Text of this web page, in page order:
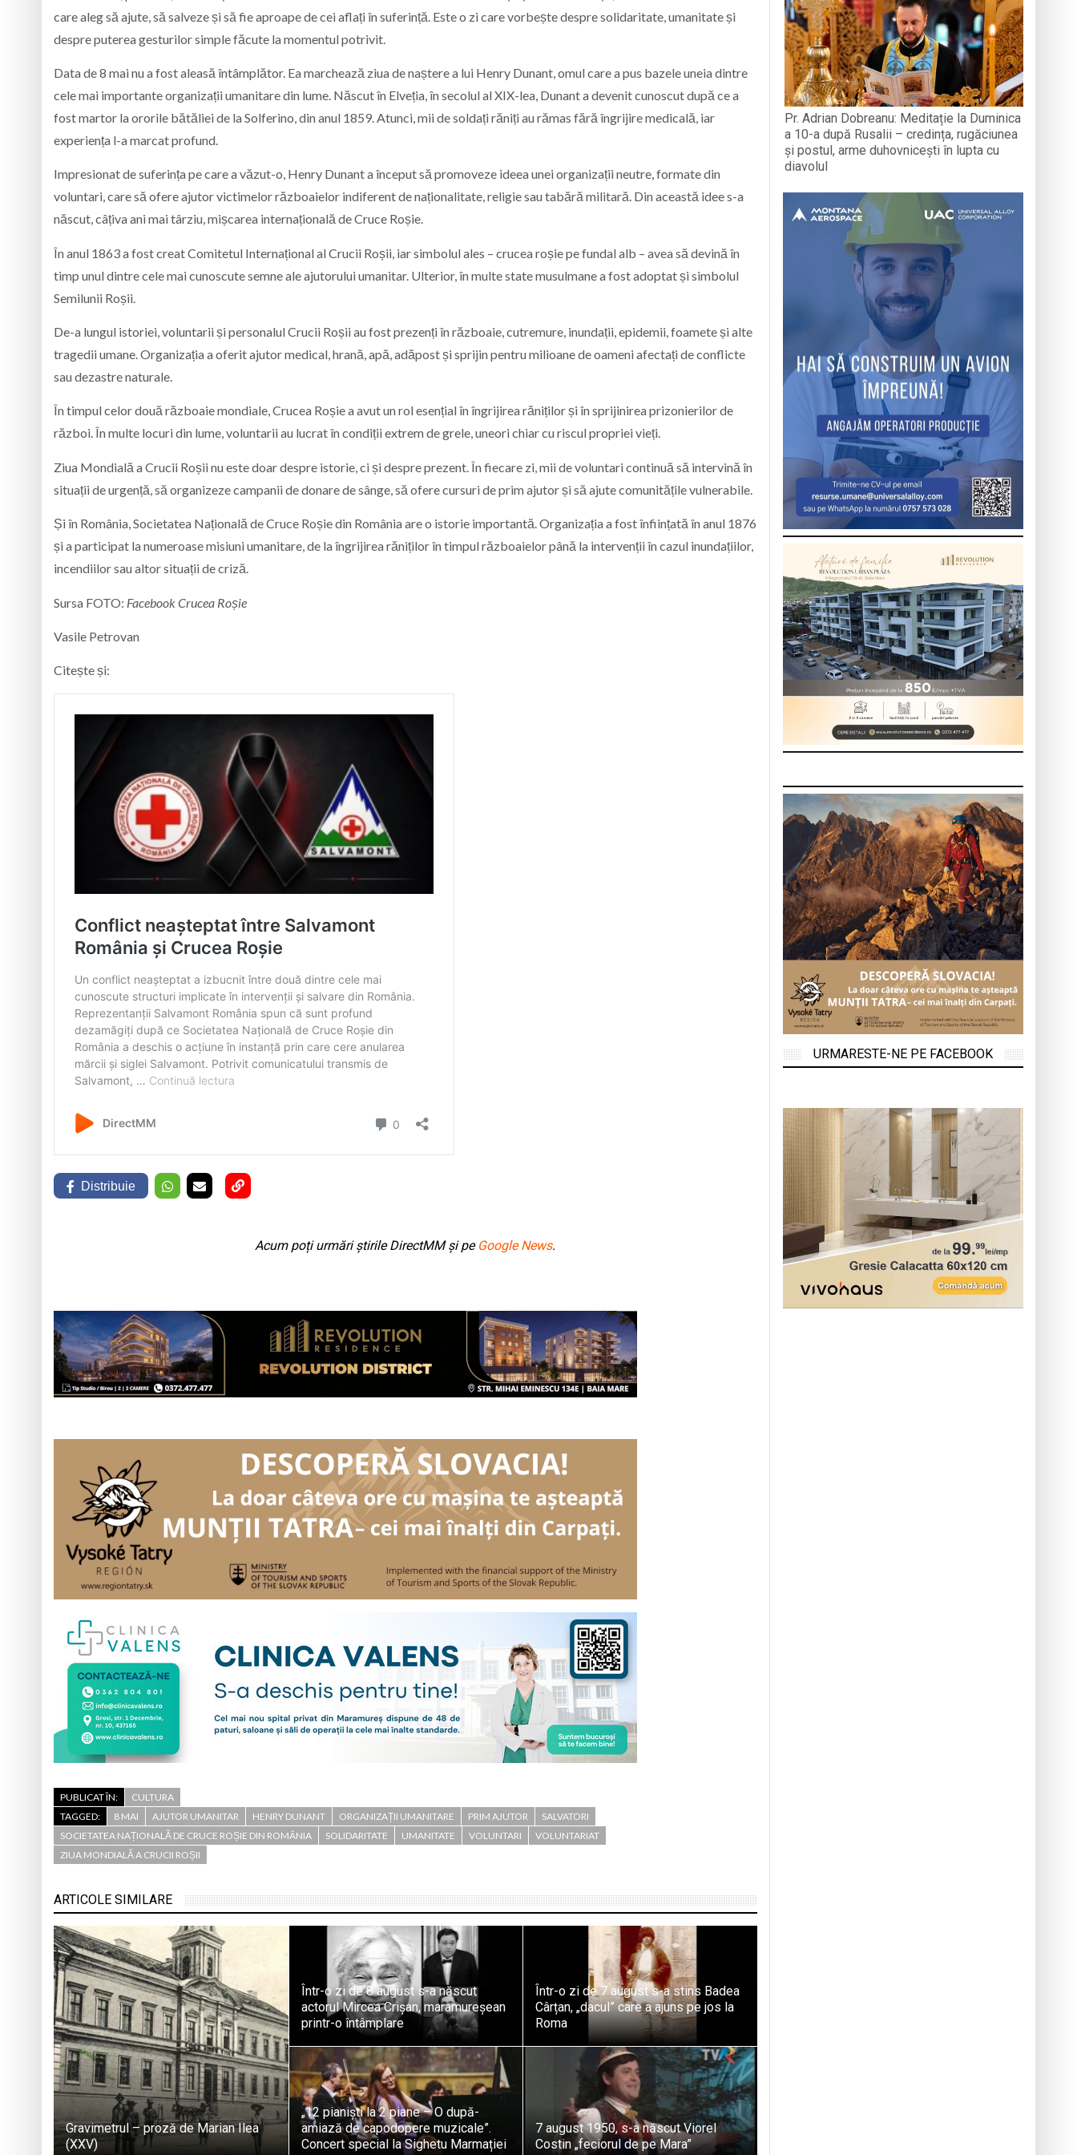
care aleg să ajute, să salveze și să fie aproape de cei aflați în suferință. Este o zi care vorbește despre solidaritate, umanitate și
despre puterea gesturilor simple făcute la momentul potrivit.
Data de 8 mai nu a fost aleasă întâmplător. Ea marchează ziua de naștere a lui Henry Dunant, omul care a pus bazele uneia dintre
cele mai importante organizații umanitare din lume. Născut în Elveția, în secolul al XIX-lea, Dunant a devenit cunoscut după ce a
fost martor la ororile bătăliei de la Solferino, din anul 1859. Atunci, mii de soldați răniți au rămas fără îngrijire medicală, iar
experiența l-a marcat profund.
Impresionat de suferința pe care a văzut-o, Henry Dunant a început să promoveze ideea unei organizații neutre, formate din
voluntari, care să ofere ajutor victimelor războaielor indiferent de naționalitate, religie sau tabără militară. Din această idee s-a
născut, câțiva ani mai târziu, mișcarea internațională de Cruce Roșie.
În anul 1863 a fost creat Comitetul Internațional al Crucii Roșii, iar simbolul ales – crucea roșie pe fundal alb – avea să devină în
timp unul dintre cele mai cunoscute semne ale ajutorului umanitar. Ulterior, în multe state musulmane a fost adoptat și simbolul
Semilunii Roșii.
De-a lungul istoriei, voluntarii și personalul Crucii Roșii au fost prezenți în războaie, cutremure, inundații, epidemii, foamete și alte
tragedii umane. Organizația a oferit ajutor medical, hrană, apă, adăpost și sprijin pentru milioane de oameni afectați de conflicte
sau dezastre naturale.
În timpul celor două războaie mondiale, Crucea Roșie a avut un rol esențial în îngrijirea răniților și în sprijinirea prizonierilor de
război. În multe locuri din lume, voluntarii au lucrat în condiții extrem de grele, uneori chiar cu riscul propriei vieți.
Ziua Mondială a Crucii Roșii nu este doar despre istorie, ci și despre prezent. În fiecare zi, mii de voluntari continuă să intervină în
situații de urgență, să organizeze campanii de donare de sânge, să ofere cursuri de prim ajutor și să ajute comunitățile vulnerabile.
Și în România, Societatea Națională de Cruce Roșie din România are o istorie importantă. Organizația a fost înființată în anul 1876
și a participat la numeroase misiuni umanitare, de la îngrijirea răniților în timpul războaielor până la intervenții în cazul inundațiilor,
incendiilor sau altor situații de criză.
Sursa FOTO: Facebook Crucea Roșie
Vasile Petrovan
Citește și:
Distribuie
Acum poți urmări știrile DirectMM și pe Google News.
PUBLICAT ÎN:
CULTURA
TAGGED:
8 MAI AJUTOR UMANITAR HENRY DUNANT ORGANIZAȚII UMANITARE PRIM AJUTOR
SALVATORI
SOCIETATEA NAȚIONALĂ DE CRUCE ROȘIE DIN ROMÂNIA
SOLIDARITATE UMANITATE VOLUNTARI
VOLUNTARIAT
ZIUA MONDIALĂ A CRUCII ROȘII
ARTICOLE SIMILARE
Gravimetrul – proză de Marian Ilea
(XXV)
Într-o zi de 8 august s-a născut
actorul Mircea Crișan, maramureșean
printr-o întâmplare
Într-o zi de 7 august s-a stins Badea
Cârțan, „dacul” care a ajuns pe jos la
Roma
„12 pianiști la 2 piane – O după-
amiază de capodopere muzicale”.
Concert special la Sighetu Marmației
7 august 1950, s-a născut Viorel
Costin „feciorul de pe Mara”
Pr. Adrian Dobreanu: Meditație la Duminica
a 10-a după Rusalii – credința, rugăciunea
și postul, arme duhovnicești în lupta cu
diavolul
URMARESTE-NE PE FACEBOOK